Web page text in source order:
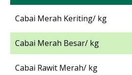
Cabai Merah Keriting/ kg
Cabai Merah Besar/ kg
Cabai Rawit Merah/ kg